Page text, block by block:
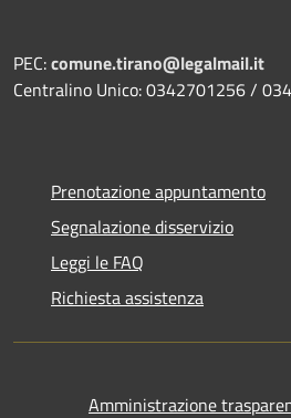
PEC:comune.tirano@legalmail.it
Centralino Unico: 0342701256 /
Prenotazione appuntamento
Segnalazione disservizio
Leggi le FAQ
Richiesta assistenza
Amministrazione